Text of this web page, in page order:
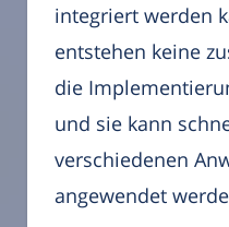
integriert werden
entstehen keine
die
und sie kann
verschiedenen
angewendet